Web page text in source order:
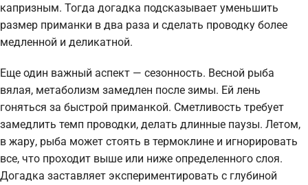
капризным. Тогда догадка подсказывает уменьшить
размер приманки в два раза и сделать проводку более
медленной и деликатной.
Еще один важный аспект — сезонность. Весной рыба
вялая, метаболизм замедлен после зимы. Ей лень
гоняться за быстрой приманкой. Сметливость требует
замедлить темп проводки, делать длинные паузы. Летом,
в жару, рыба может стоять в термоклине и игнорировать
все, что проходит выше или ниже определенного слоя.
Догадка заставляет экспериментировать с глубиной